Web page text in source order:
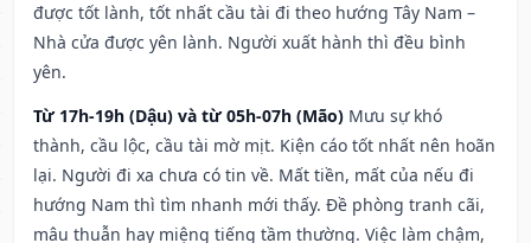
được tốt lành, tốt nhất cầu tài đi theo hướng Tây Nam –
Nhà cửa được yên lành. Người xuất hành thì đều bình
yên.
Từ 17h-19h (Dậu) và từ 05h-07h (Mão) Mưu sự khó
thành, cầu lộc, cầu tài mờ mịt. Kiện cáo tốt nhất nên hoãn
lại. Người đi xa chưa có tin về. Mất tiền, mất của nếu đi
hướng Nam thì tìm nhanh mới thấy. Đề phòng tranh cãi,
mâu thuẫn hay miệng tiếng tầm thường. Việc làm chậm,